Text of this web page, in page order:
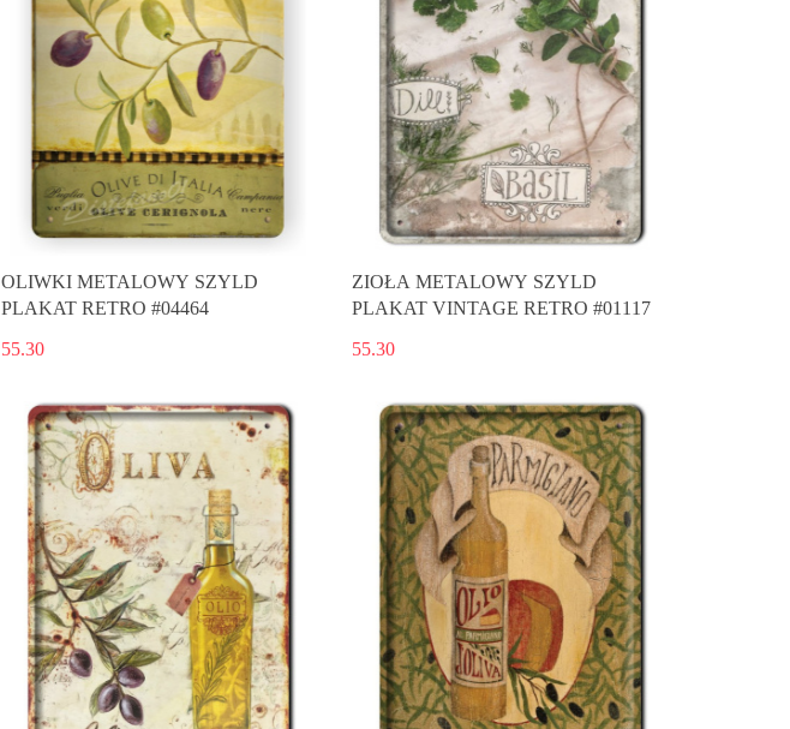
OLIWKI METALOWY SZYLD
PLAKAT RETRO #04464
55.30
ZIOŁA METALOWY SZYLD
PLAKAT VINTAGE RETRO #01117
55.30